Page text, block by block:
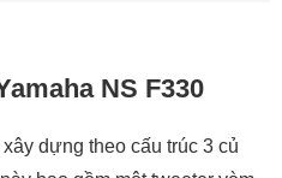
tái tạo dải trầm, giúp âm
hơn trong không gian